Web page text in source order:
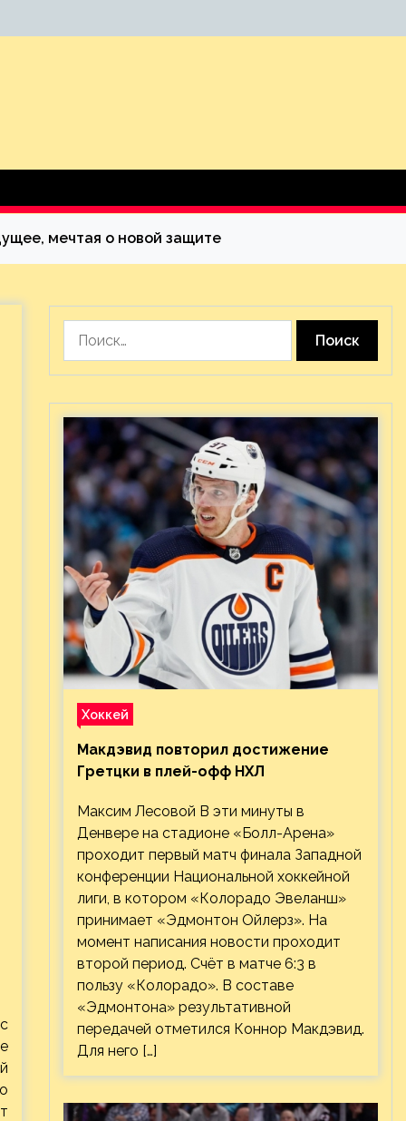
мечтая о новой защите
Хоккей
Макдэвид повторил достижение
Гретцки в плей-офф НХЛ
Максим Лесовой В эти минуты в
Денвере на стадионе «Болл-Арена»
проходит первый матч финала Западной
конференции Национальной хоккейной
лиги, в котором «Колорадо Эвеланш»
принимает «Эдмонтон Ойлерз». На
момент написания новости проходит
второй период. Счёт в матче 6:3 в
пользу «Колорадо». В составе
«Эдмонтона» результативной
передачей отметился Коннор Макдэвид.
Для него […]